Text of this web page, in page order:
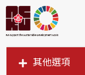
其他選項